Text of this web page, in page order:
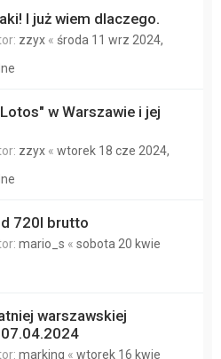
I już wiem dlaczego.
zzyx « środa 11 wrz 2024,
w Warszawie i jej
zzyx « wtorek 18 cze 2024,
720l brutto
mario_s « sobota 20 kwie
warszawskiej
marking « wtorek 16 kwie